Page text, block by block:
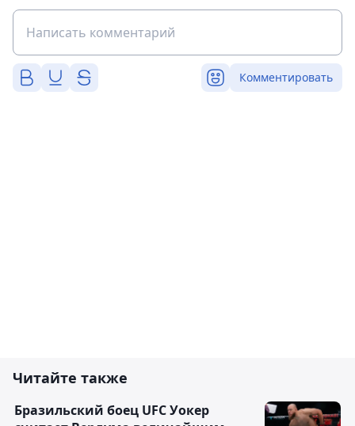
Комментировать
Читайте также
Бразильский боец UFC Уокер